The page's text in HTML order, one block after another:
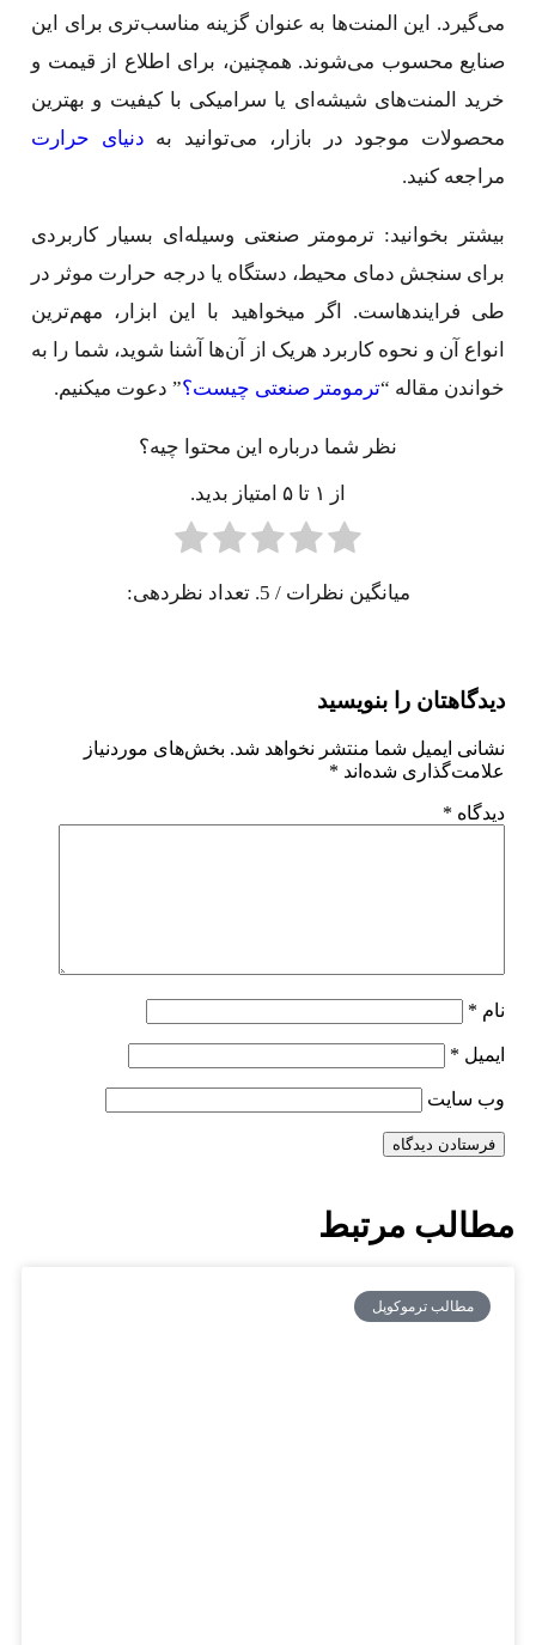
می‌گیرد. این المنت‌ها به عنوان گزینه مناسب‌تری برای این
صنایع محسوب می‌شوند. همچنین، برای اطلاع از قیمت و
خرید المنت‌های شیشه‌ای یا سرامیکی با کیفیت و بهترین
محصولات موجود در بازار، می‌توانید به دنیای حرارت
مراجعه کنید.
بیشتر بخوانید: ترمومتر صنعتی وسیله‌ای بسیار کاربردی
برای سنجش دمای محیط، دستگاه یا درجه حرارت موثر در
طی فرایندهاست. اگر میخواهید با این ابزار، مهم‌ترین
انواع آن و نحوه کاربرد هریک از آن‌ها آشنا شوید، شما را به
خواندن مقاله “ترمومتر صنعتی چیست؟” دعوت میکنیم.
نظر شما درباره این محتوا چیه؟
از ۱ تا ۵ امتیاز بدید.
میانگین نظرات/ 5. تعداد نظردهی:
دیدگاهتان را بنویسید
نشانی ایمیل شما منتشر نخواهد شد. بخش‌های موردنیاز
علامت‌گذاری شده‌اند *
دیدگاه *
نام *
ایمیل *
وب‌ سایت
مطالب مرتبط
مطالب ترموکوپل